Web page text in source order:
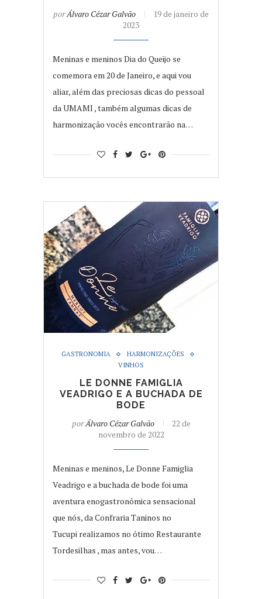
porÁlvaro Cézar Galvão
19 de janeiro de
2023
Meninas e meninos Dia do Queijo se
comemora em 20 de Janeiro, e aqui vou
aliar, além das preciosas dicas do pessoal
da UMAMI , também algumas dicas de
harmonização vocês encontrarão na…
GASTRONOMIA
HARMONIZAÇÕES
VINHOS
LE DONNE FAMIGLIA
VEADRIGO E A BUCHADA DE
BODE
porÁlvaro Cézar Galvão
22 de
novembro de 2022
Meninas e meninos, Le Donne Famiglia
Veadrigo e a buchada de bode foi uma
aventura enogastronômica sensacional
que nós, da Confraria Taninos no
Tucupi realizamos no ótimo Restaurante
Tordesilhas , mas antes, vou…